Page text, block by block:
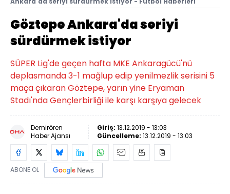
Göztepe Ankara'da seriyi
sürdürmek istiyor
SÜPER Lig'de geçen hafta MKE Ankaragücü'nü
deplasmanda 3-1 mağlup edip yenilmezlik serisini 5
maça çıkaran Göztepe, yarın yine Eryaman
Stadı'nda Gençlerbirliği ile karşı karşıya gelecek
Demirören
Haber Ajansı
Giriş: 13.12.2019 - 13:03
Güncelleme: 13.12.2019 - 13:03
ABONE OL